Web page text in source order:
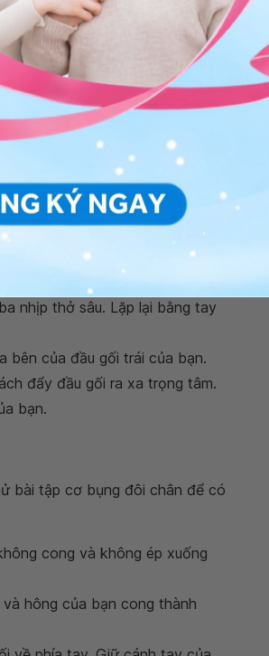
của bạn cong một góc 90 độ.
phía tay. Giữ cánh tay của
đầu gối trái.
thể của bài tập gập bụng một
trong khi kéo đầu gối về phía
nhịp thở sâu. Lặp lại bằng tay
của đầu gối trái của bạn.
đẩy đầu gối ra xa trọng tâm.
bạn.
bài tập cơ bụng đôi chân để có
cong và không ép xuống
hông của bạn cong thành